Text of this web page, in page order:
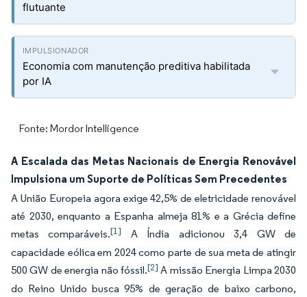
flutuante
Economia com manutenção preditiva habilitada
por IA
Fonte: Mordor Intelligence
A Escalada das Metas Nacionais de Energia Renovável
Impulsiona um Suporte de Políticas Sem Precedentes
A União Europeia agora exige 42,5% de eletricidade renovável
até 2030, enquanto a Espanha almeja 81% e a Grécia define
metas comparáveis.[1]
A Índia adicionou 3,4 GW de
capacidade eólica em 2024 como parte de sua meta de atingir
500 GW de energia não fóssil.[2] A missão Energia Limpa 2030
do Reino Unido busca 95% de geração de baixo carbono,